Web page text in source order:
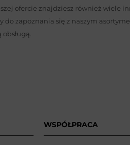
ofercie znajdziesz również wiele
zapoznania się z naszym
WSPÓŁPRACA